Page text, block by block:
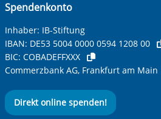
Spendenkonto
Inhaber: IB-Stiftung
IBAN: DE53 5004 0000 0594 1208 00
BIC: COBADEFFXXX
Commerzbank AG, Frankfurt am Main
Direkt online spenden!